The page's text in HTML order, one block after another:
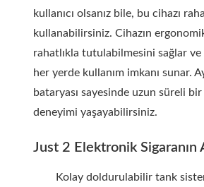
kullanıcı olsanız bile, bu cihazı
kullanabilirsiniz. Cihazın
rahatlıkla tutulabilmesini sağlar
her yerde kullanım imkanı sunar.
bataryası sayesinde uzun süreli
deneyimi yaşayabilirsiniz.
Just 2 Elektronik Sigaranın
Kolay doldurulabilir tank